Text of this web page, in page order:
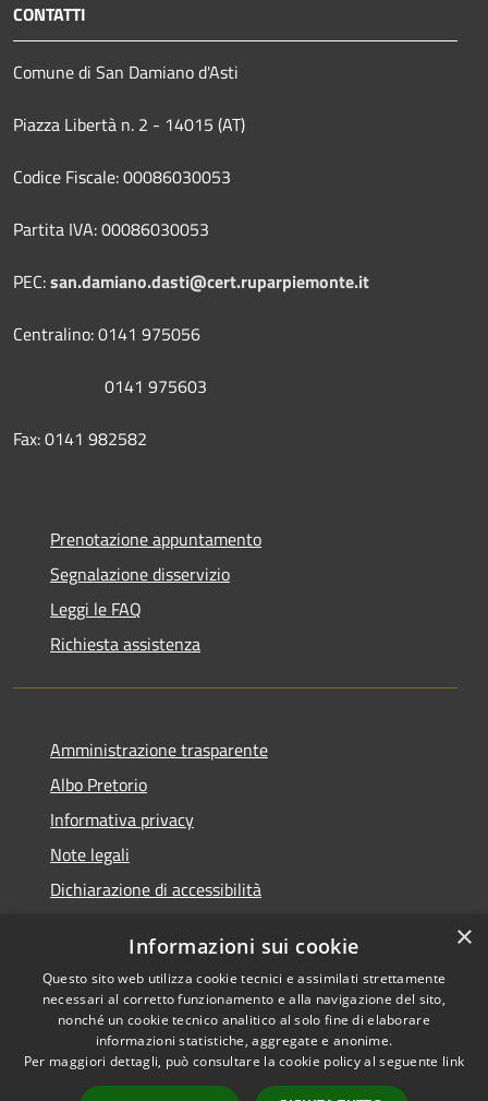
CONTATTI
Comune di San Damiano d'Asti
Piazza Libertà n. 2 - 14015 (AT)
Codice Fiscale: 00086030053
Partita IVA: 00086030053
PEC:san.damiano.dasti@cert.ruparpiemonte.it
Centralino: 0141 975056
0141 975603
Fax: 0141 982582
Prenotazione appuntamento
Segnalazione disservizio
Leggi le FAQ
Richiesta assistenza
Amministrazione trasparente
Albo Pretorio
Informativa privacy
Note legali
Dichiarazione di accessibilità
RSS
Accessibilità
Privacy
Cookie
Comune convenzionato
Astigov
Progetto|Convenzione|
×
Informazioni sui cookie
Questo sito web utilizza cookie tecnici e assimilati strettamente
necessari al corretto funzionamento e alla navigazione del sito,
nonché un cookie tecnico analitico al solo fine di elaborare
informazioni statistiche, aggregate e anonime.
Per maggiori dettagli, può consultare la cookie policy al seguente link